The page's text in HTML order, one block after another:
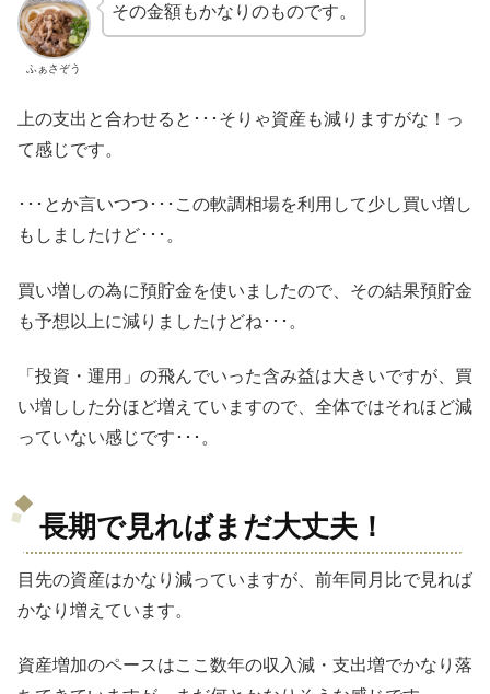
ふぁさぞう
その金額もかなりのものです。
上の支出と合わせると･･･そりゃ資産も減りますがな！っ
て感じです。
･･･とか言いつつ･･･この軟調相場を利用して少し買い増し
もしましたけど･･･。
買い増しの為に預貯金を使いましたので、その結果預貯金
も予想以上に減りましたけどね･･･。
「投資・運用」の飛んでいった含み益は大きいですが、買
い増しした分ほど増えていますので、全体ではそれほど減
っていない感じです･･･。
長期で見ればまだ大丈夫！
目先の資産はかなり減っていますが、前年同月比で見れば
かなり増えています。
資産増加のペースはここ数年の収入減・支出増でかなり落